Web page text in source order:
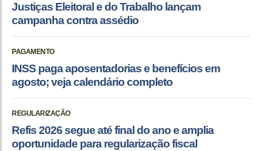
Justiças Eleitoral e do Trabalho lançam
campanha contra assédio
PAGAMENTO
INSS paga aposentadorias e benefícios em
agosto; veja calendário completo
REGULARIZAÇÃO
Refis 2026 segue até final do ano e amplia
oportunidade para regularização fiscal